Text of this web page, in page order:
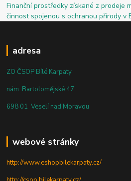
Finanční prostředky získané z prodeje
činnost spojenou s ochranou přírody v
adresa
ZO ČSOP Bílé Karpaty
nám. Bartolomějské 47
698 01 Veselí nad Moravou
webové stránky
http://www.eshopbilekarpaty.cz/